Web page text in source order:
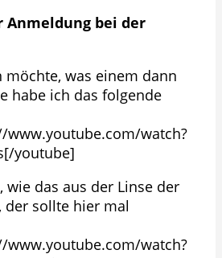
Anmeldung bei der
möchte, was einem dann
habe ich das folgende
watch?
youtube]
wie das aus der Linse der
der sollte hier mal
watch?